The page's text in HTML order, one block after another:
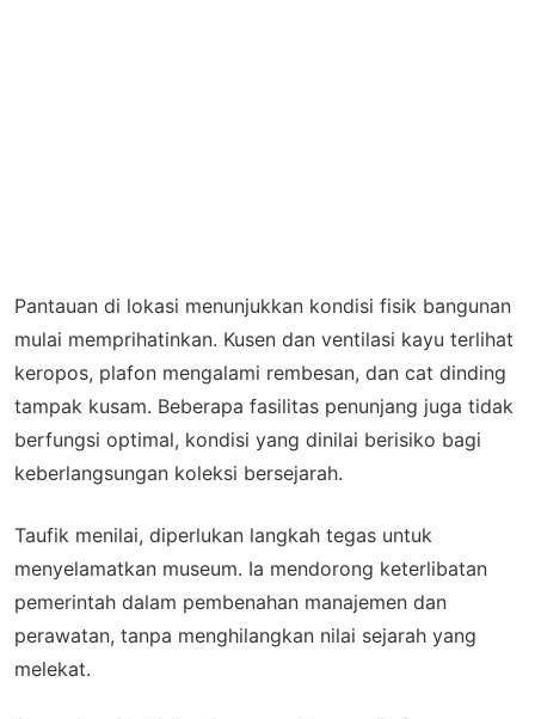
Pantauan di lokasi menunjukkan kondisi fisik bangunan
mulai memprihatinkan. Kusen dan ventilasi kayu terlihat
keropos, plafon mengalami rembesan, dan cat dinding
tampak kusam. Beberapa fasilitas penunjang juga tidak
berfungsi optimal, kondisi yang dinilai berisiko bagi
keberlangsungan koleksi bersejarah.
Taufik menilai, diperlukan langkah tegas untuk
menyelamatkan museum. Ia mendorong keterlibatan
pemerintah dalam pembenahan manajemen dan
perawatan, tanpa menghilangkan nilai sejarah yang
melekat.